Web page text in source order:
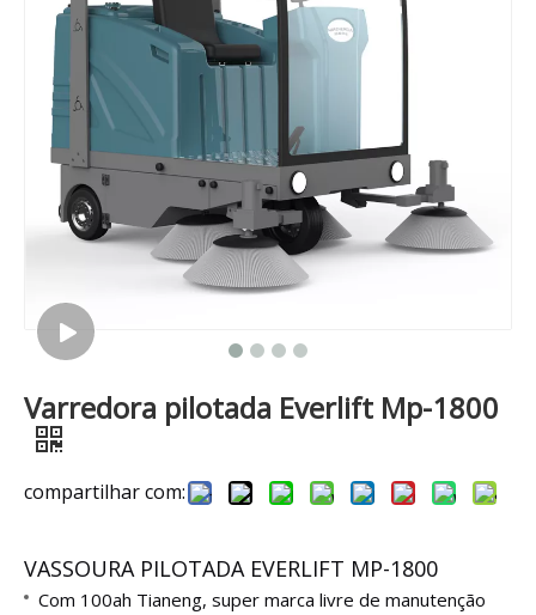
Varredora pilotada Everlift Mp-1800
compartilhar com:
VASSOURA PILOTADA EVERLIFT MP-1800
Com 100ah Tianeng, super marca livre de manutenção